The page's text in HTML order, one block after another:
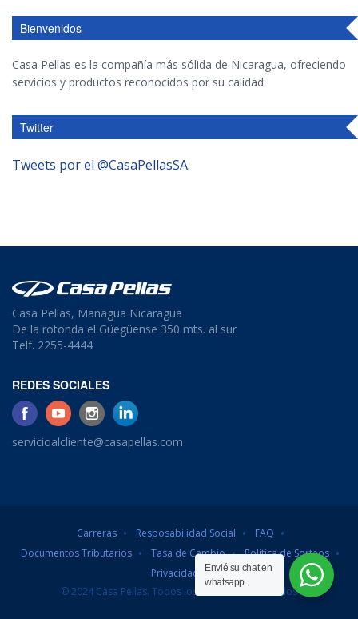
Bienvenidos
Casa Pellas es la compañía más sólida de Nicaragua, ofreciendo
servicios y productos reconocidos por su calidad.
Twitter
Tweets por el @CasaPellasSA.
Casa Pellas, Managua Nicaragua
De la rotonda el Güegüense 350 mts. al sur
Telf. 2255-4444
REDES SOCIALES
servicioalcliente@casapellas.com
Carreras Resposabilidad Social
FAQ
Documentos Tributarios
Tasa de Cambio
Politica de Sorteos
Privacidad
© 2024 Casa Pellas. Todos los derechos reservados
Envié su chat en
whatsapp.